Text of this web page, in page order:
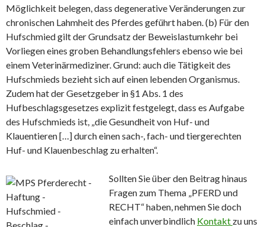
Möglichkeit belegen, dass degenerative Veränderungen zur
chronischen Lahmheit des Pferdes geführt haben. (b) Für den
Hufschmied gilt der Grundsatz der Beweislastumkehr bei
Vorliegen eines groben Behandlungsfehlers ebenso wie bei
einem Veterinärmediziner. Grund: auch die Tätigkeit des
Hufschmieds bezieht sich auf einen lebenden Organismus.
Zudem hat der Gesetzgeber in §1 Abs. 1 des
Hufbeschlagsgesetzes explizit festgelegt, dass es Aufgabe
des Hufschmieds ist, „die Gesundheit von Huf- und
Klauentieren […] durch einen sach-, fach- und tiergerechten
Huf- und Klauenbeschlag zu erhalten“.
Sollten Sie über den Beitrag hinaus
Fragen zum Thema „PFERD und
RECHT“ haben, nehmen Sie doch
einfach unverbindlich Kontakt zu uns